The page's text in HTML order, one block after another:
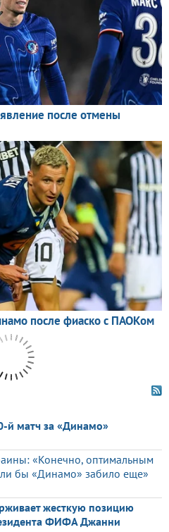
й матч за «Динамо»
«Конечно, оптимальным
бы «Динамо» забило еще»
жесткую позицию
ФИФА Джанни